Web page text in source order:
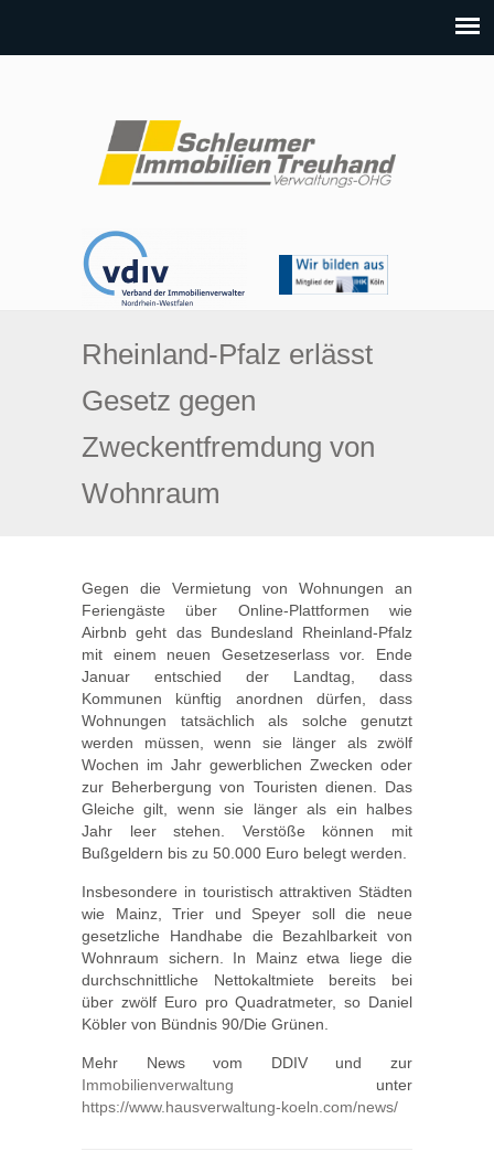
Rheinland-Pfalz erlässt
Gesetz gegen
Zweckentfremdung von
Wohnraum
Gegen die Vermietung von Wohnungen an
Feriengäste über Online-Plattformen wie
Airbnb geht das Bundesland Rheinland-Pfalz
mit einem neuen Gesetzeserlass vor. Ende
Januar entschied der Landtag, dass
Kommunen künftig anordnen dürfen, dass
Wohnungen tatsächlich als solche genutzt
werden müssen, wenn sie länger als zwölf
Wochen im Jahr gewerblichen Zwecken oder
zur Beherbergung von Touristen dienen. Das
Gleiche gilt, wenn sie länger als ein halbes
Jahr leer stehen. Verstöße können mit
Bußgeldern bis zu 50.000 Euro belegt werden.
Insbesondere in touristisch attraktiven Städten
wie Mainz, Trier und Speyer soll die neue
gesetzliche Handhabe die Bezahlbarkeit von
Wohnraum sichern. In Mainz etwa liege die
durchschnittliche Nettokaltmiete bereits bei
über zwölf Euro pro Quadratmeter, so Daniel
Köbler von Bündnis 90/Die Grünen.
Mehr News vom DDIV und zur
Immobilienverwaltung unter
https://www.hausverwaltung-koeln.com/news/